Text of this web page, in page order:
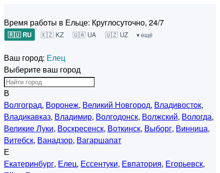
Время работы в Ельце: Круглосуточно, 24/7
🇷🇺 RU 🇰🇿 KZ 🇺🇦 UA 🇺🇿 UZ ▾ ещё
Ваш город: Елец
Выберите ваш город
В
Волгоград, Воронеж, Великий Новгород, Владивосток,
Владикавказ, Владимир, Волгодонск, Волжский, Вологда,
Великие Луки, Воскресенск, Воткинск, Выборг, Винница,
Витебск, Ванадзор, Вагаршапат
Е
Екатеринбург, Елец, Ессентуки, Евпатория, Егорьевск,